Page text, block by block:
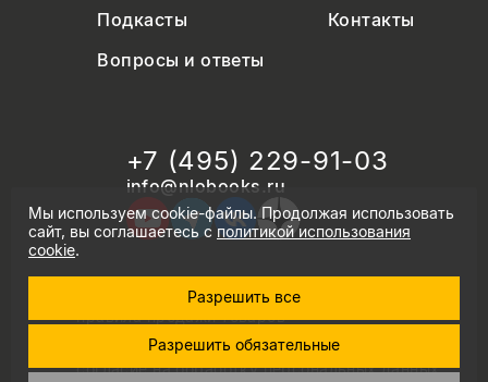
Подкасты
Контакты
Вопросы и ответы
+7 (495) 229-91-03
info@nlobooks.ru
© Новое литературное обозрение. 2026
правила продажи товаров
политика использования cookie
согласие на обработку персональных данных
Мы используем cookie-файлы. Продолжая использовать
сайт, вы соглашаетесь сполитикой использования
cookie.
Разрешить все
Разрешить обязательные